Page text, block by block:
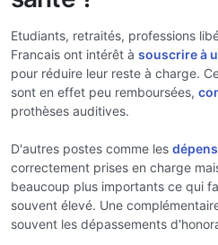
Etudiants, retraités, professions
Francais ont intérêt à souscrire à
pour réduire leur reste à charge.
sont en effet peu remboursées,
prothèses auditives.
D'autres postes comme les
correctement prises en charge
beaucoup plus importants ce qui
souvent élevé. Une
souvent les dépassements